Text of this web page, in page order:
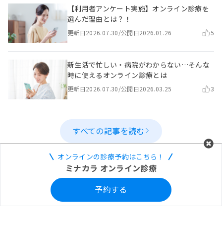
【利用者アンケート実施】オンライン診療を
選んだ理由とは？！
更新日2026.07.30/公開日2026.01.26 5
新生活で忙しい・病院がわからない…そんな
時に使えるオンライン診療とは
更新日2026.07.30/公開日2026.03.25 3
すべての記事を読む
オンラインの診療予約はこちら！
ミナカラ オンライン診療
予約する